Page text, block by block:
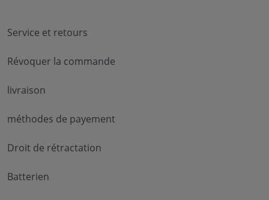
Service et retours
Révoquer la commande
livraison
méthodes de payement
Droit de rétractation
Batterien